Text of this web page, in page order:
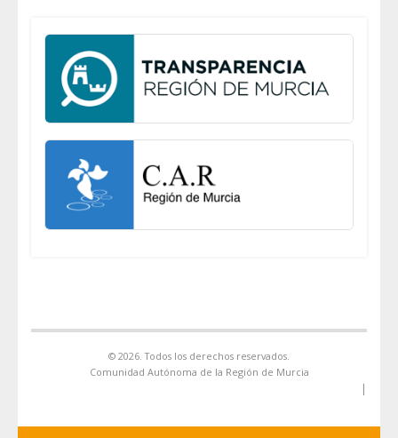
© 2026. Todos los derechos reservados.
Comunidad Autónoma de la Región de Murcia
|